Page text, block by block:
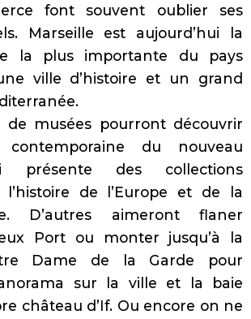
font souvent oublier ses
Marseille est aujourd’hui la
la plus importante du pays
ville d’histoire et un grand
de musées pourront découvrir
contemporaine du nouveau
présente des collections
l’histoire de l’Europe et de la
D’autres aimeront flaner
Port ou monter jusqu’à la
Dame de la Garde pour
sur la ville et la baie
château d’If. Ou encore on ne